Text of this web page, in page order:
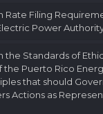
Rate Filing
Power
the Standards of
the Puerto Rico
that should
Actions as